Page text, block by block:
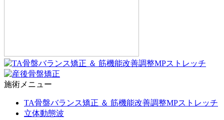
施術メニュー
TA骨盤バランス矯正 ＆ 筋機能改善調整MPストレッチ
立体動態波